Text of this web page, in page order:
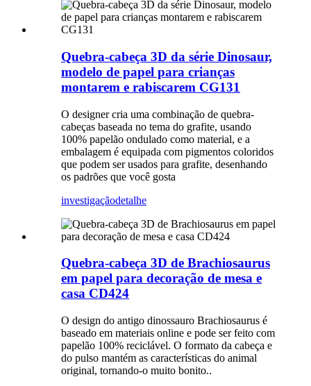
Quebra-cabeça 3D da série Dinosaur,
modelo de papel para crianças
montarem e rabiscarem CG131
O designer cria uma combinação de quebra-
cabeças baseada no tema do grafite, usando
100% papelão ondulado como material, e a
embalagem é equipada com pigmentos coloridos
que podem ser usados ​​para grafite, desenhando
os padrões que você gosta
investigaçãodetalhe
Quebra-cabeça 3D de Brachiosaurus
em papel para decoração de mesa e
casa CD424
O design do antigo dinossauro Brachiosaurus é
baseado em materiais online e pode ser feito com
papelão 100% reciclável. O formato da cabeça e
do pulso mantém as características do animal
original, tornando-o muito bonito..